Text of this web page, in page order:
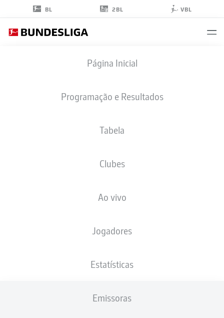
BL 2BL VBL
Página Inicial
Programação e Resultados
Tabela
Clubes
Ao vivo
Jogadores
Estatísticas
Emissoras
KRATTENMACHER